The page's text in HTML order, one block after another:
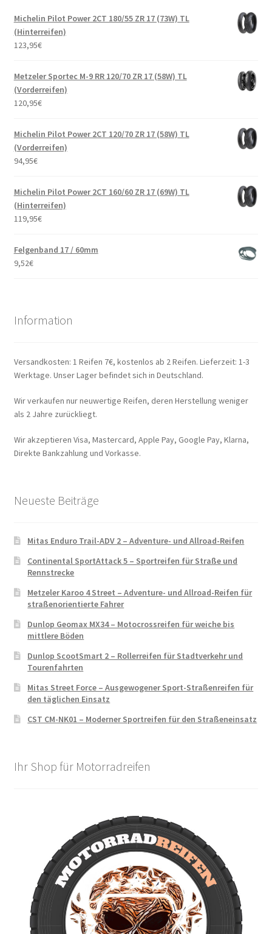
Michelin Pilot Power 2CT 180/55 ZR 17 (73W) TL
(Hinterreifen)
123,95€
Metzeler Sportec M-9 RR 120/70 ZR 17 (58W) TL
(Vorderreifen)
120,95€
Michelin Pilot Power 2CT 120/70 ZR 17 (58W) TL
(Vorderreifen)
94,95€
Michelin Pilot Power 2CT 160/60 ZR 17 (69W) TL
(Hinterreifen)
119,95€
Felgenband 17 / 60mm
9,52€
Information
Versandkosten: 1 Reifen 7€, kostenlos ab 2 Reifen. Lieferzeit: 1-3
Werktage. Unser Lager befindet sich in Deutschland.
Wir verkaufen nur neuwertige Reifen, deren Herstellung weniger
als 2 Jahre zurückliegt.
Wir akzeptieren Visa, Mastercard, Apple Pay, Google Pay, Klarna,
Direkte Bankzahlung und Vorkasse.
Neueste Beiträge
Mitas Enduro Trail-ADV 2 – Adventure- und Allroad-Reifen
Continental SportAttack 5 – Sportreifen für Straße und
Rennstrecke
Metzeler Karoo 4 Street – Adventure- und Allroad-Reifen für
straßenorientierte Fahrer
Dunlop Geomax MX34 – Motocrossreifen für weiche bis
mittlere Böden
Dunlop ScootSmart 2 – Rollerreifen für Stadtverkehr und
Tourenfahrten
Mitas Street Force – Ausgewogener Sport-Straßenreifen für
den täglichen Einsatz
CST CM-NK01 – Moderner Sportreifen für den Straßeneinsatz
Ihr Shop für Motorradreifen